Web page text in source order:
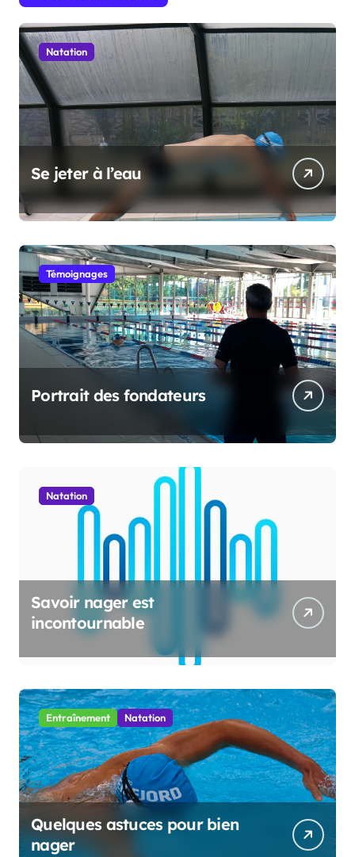
Natation
Se jeter à l’eau
Témoignages
Portrait des fondateurs
Natation
Savoir nager est
incontournable
Entraînement Natation
Quelques astuces pour bien
nager